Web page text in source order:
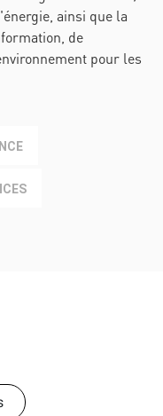
ainsi que la
de
pour les